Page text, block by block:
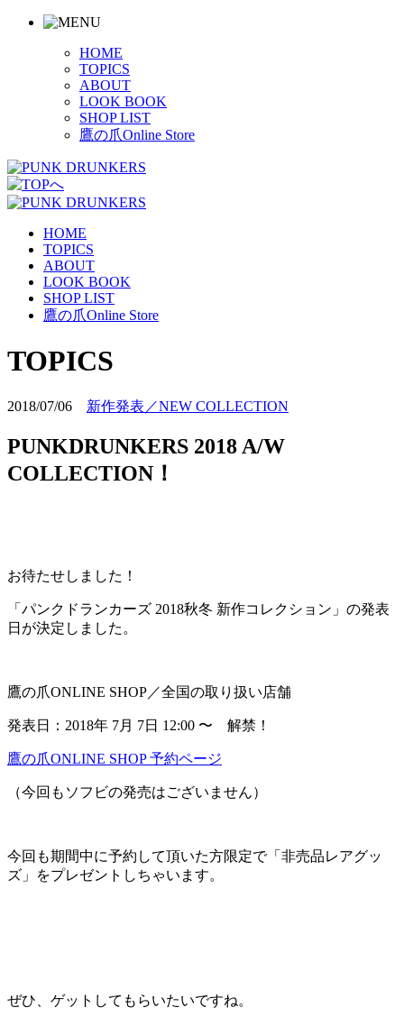
HOME
TOPICS
ABOUT
LOOK BOOK
SHOP LIST
鷹の爪Online Store
HOME
TOPICS
ABOUT
LOOK BOOK
SHOP LIST
鷹の爪Online Store
TOPICS
2018/07/06 新作発表／NEW COLLECTION
PUNKDRUNKERS 2018 A/W
COLLECTION！
お待たせしました！
「パンクドランカーズ 2018秋冬 新作コレクション」の発表
日が決定しました。
鷹の爪ONLINE SHOP／全国の取り扱い店舗
発表日：2018年 7月 7日 12:00 〜 解禁！
鷹の爪ONLINE SHOP 予約ページ
（今回もソフビの発売はございません）
今回も期間中に予約して頂いた方限定で「非売品レアグッ
ズ」をプレゼントしちゃいます。
ぜひ、ゲットしてもらいたいですね。